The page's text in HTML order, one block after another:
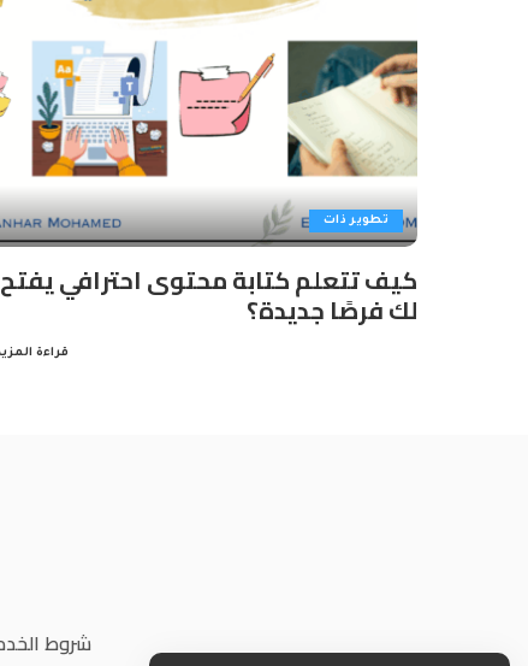
تطوير ذات
كيف تتعلم كتابة محتوى احترافي يفتح
لك فرصًا جديدة؟
قراءة
شروط